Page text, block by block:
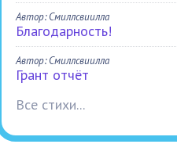
Автор: Смиллсвиилла
Благодарность!
Автор: Смиллсвиилла
Грант отчёт
Все стихи...